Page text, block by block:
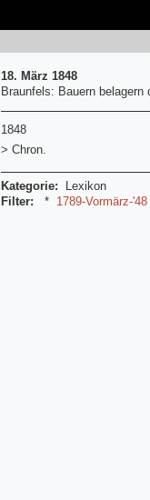
18. März 1848
Braunfels: Bauern belagern
1848
> Chron.
Kategorie:
Lexikon
Filter:
* 1789-Vormärz-'48